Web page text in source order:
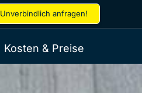
Unverbindlich anfragen!
Kosten & Preise